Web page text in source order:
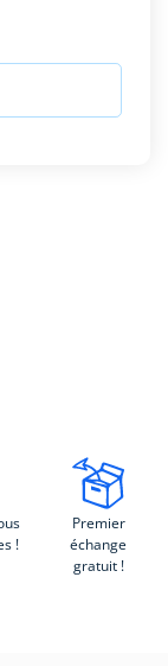
!
Premier
échange
gratuit !